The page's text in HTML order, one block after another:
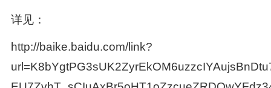
详见：
http://baike.baidu.com/link?